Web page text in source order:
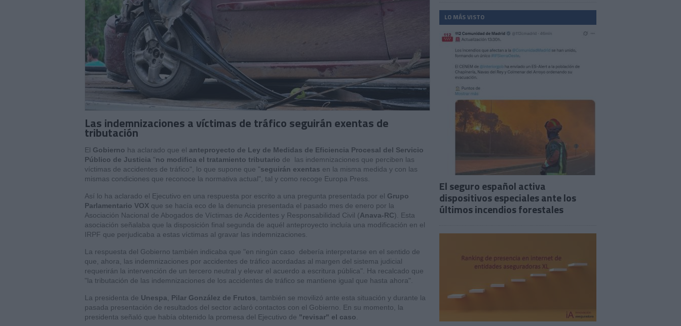
Las indemnizaciones a víctimas de tráfico seguirán exentas de
tributación
El Gobierno ha aclarado que el anteproyecto de Ley de Medidas de Eficiencia Procesal del Servicio
Público de Justicia "no modifica el tratamiento tributario de las indemnizaciones que perciben las
víctimas de accidentes de tráfico", lo que supone que "seguirán exentas en la misma medida y con las
mismas condiciones que reconoce la normativa actual", tal y como recoge Europa Press.
Así lo ha aclarado el Ejecutivo en una respuesta por escrito a una pregunta presentada por el Grupo
Parlamentario VOX que se hacía eco de la denuncia presentada el pasado mes de enero por la
Asociación Nacional de Abogados de Víctimas de Accidentes y Responsabilidad Civil (Anava-RC). Esta
asociación señalaba que la disposición final segunda de aquél anteproyecto incluía una modificación en el
IRPF que perjudicaba a estas víctimas al gravar las indemnizaciones.
La respuesta del Gobierno también indicaba que "en ningún caso debería interpretarse en el sentido de
que, ahora, las indemnizaciones por accidentes de tráfico acordadas al margen del sistema judicial
requerirán la intervención de un tercero neutral y elevar el acuerdo a escritura pública". Ha recalcado que
"la tributación de las indemnizaciones de los accidentes de tráfico se mantiene igual que hasta ahora".
La presidenta de Unespa Pilar González de Frutos , también se movilizó ante esta situación y durante la
pasada presentación de resultados del sector aclaró contactos con el Gobierno. En su momento, la
presidenta señaló que había obtenido la promesa del Ejecutivo de "revisar" el caso
LO MÁS VISTO
El seguro español activa
dispositivos especiales ante los
últimos incendios forestales